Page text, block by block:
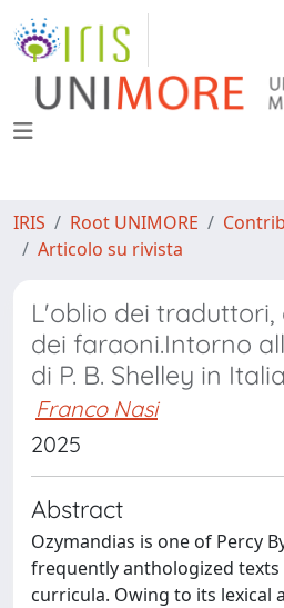
IRIS Root UNIMORE
Articolo su rivista
L'oblio dei traduttori,
dei faraoni.Intorno
di P. B. Shelley in Italia
Franco Nasi
2025
Abstract
Ozymandias is one of Percy
frequently anthologized texts
curricula. Owing to its lexical